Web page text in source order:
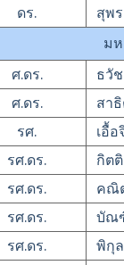
ดร.
สุพ
ม
ศ.ดร.
ธวั
ศ.ดร.
สา
รศ.
เอื้
รศ.ดร.
กิต
รศ.ดร.
คณิ
รศ.ดร.
บัณ
รศ.ดร.
พิกุ